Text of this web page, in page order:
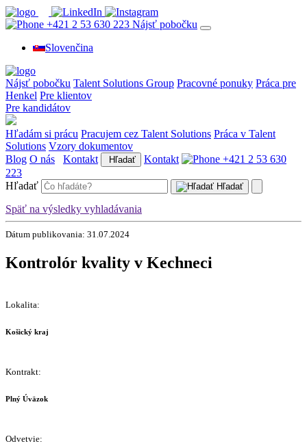
+421 2 53 630 223 Nájsť pobočku
Slovenčina
Nájsť pobočku Talent Solutions Group Pracovné ponuky Práca pre
Henkel Pre klientov
Pre kandidátov
Hľadám si prácu Pracujem cez Talent Solutions Práca v Talent
Solutions Vzory dokumentov
Blog O nás Kontakt Hľadať Kontakt
+421 2 53 630
223
Hľadať
Hľadať
Späť na výsledky vyhladávania
Dátum publikovania: 31.07.2024
Kontrolór kvality v Kechneci
Lokalita:
Košický kraj
Kontrakt:
Plný Úväzok
Odvetvie: